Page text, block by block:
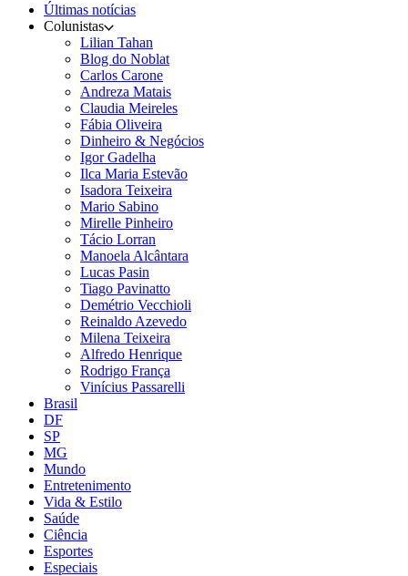
Últimas notícias
Colunistas
Lilian Tahan
Blog do Noblat
Carlos Carone
Andreza Matais
Claudia Meireles
Fábia Oliveira
Dinheiro & Negócios
Igor Gadelha
Ilca Maria Estevão
Isadora Teixeira
Mario Sabino
Mirelle Pinheiro
Tácio Lorran
Manoela Alcântara
Lucas Pasin
Tiago Pavinatto
Demétrio Vecchioli
Reinaldo Azevedo
Milena Teixeira
Alfredo Henrique
Rodrigo França
Vinícius Passarelli
Brasil
DF
SP
MG
Mundo
Entretenimento
Vida & Estilo
Saúde
Ciência
Esportes
Especiais